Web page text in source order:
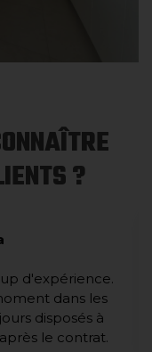
?
d'expérience.
dans les
disposés à
le contrat.